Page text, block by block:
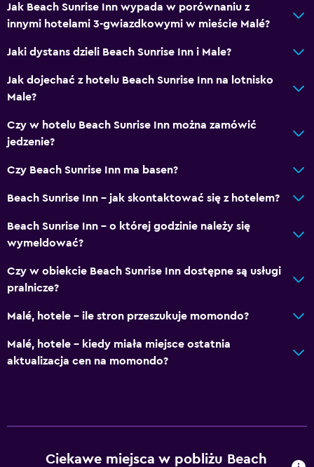
Przyjazny dla rodzin
Podstawowe
Klimatyzacja
Jak Beach Sunrise Inn wypada w porównaniu z
innymi hotelami 3-gwiazdkowymi w mieście Malé?
Jaki dystans dzieli Beach Sunrise Inn i Male?
Jak dojechać z hotelu Beach Sunrise Inn na lotnisko
Male?
Czy w hotelu Beach Sunrise Inn można zamówić
jedzenie?
Czy Beach Sunrise Inn ma basen?
Beach Sunrise Inn – jak skontaktować się z hotelem?
Beach Sunrise Inn – o której godzinie należy się
wymeldować?
Czy w obiekcie Beach Sunrise Inn dostępne są usługi
pralnicze?
Malé, hotele – ile stron przeszukuje momondo?
Malé, hotele – kiedy miała miejsce ostatnia
aktualizacja cen na momondo?
Ciekawe miejsca w pobliżu Beach